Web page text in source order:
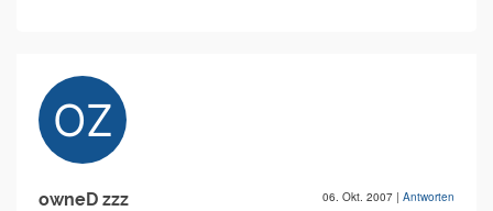
owneD zzz 06. Okt. 2007 | Antworten